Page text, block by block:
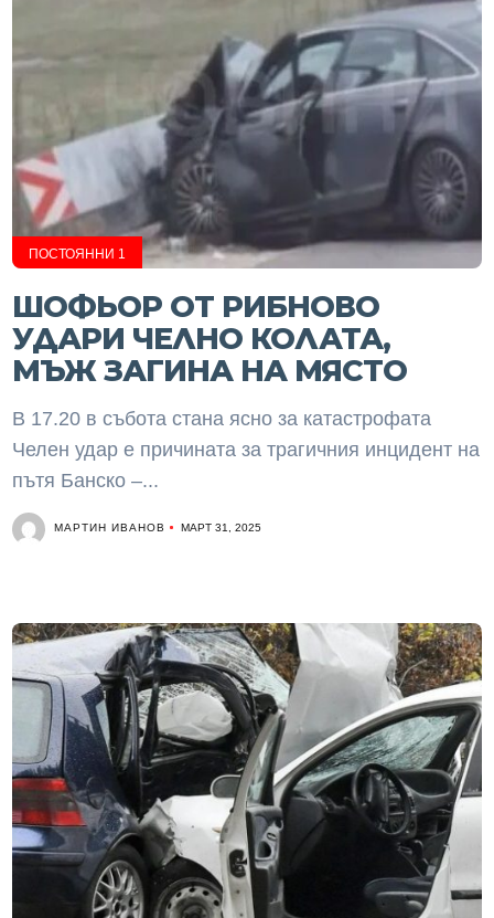
ПОСТОЯННИ 1
ШОФЬОР ОТ РИБНОВО
УДАРИ ЧЕЛНО КОЛАТА,
МЪЖ ЗАГИНА НА МЯСТО
В 17.20 в събота стана ясно за катастрофата
Челен удар е причината за трагичния инцидент на
пътя Банско –...
МАРТИН ИВАНОВ МАРТ 31, 2025